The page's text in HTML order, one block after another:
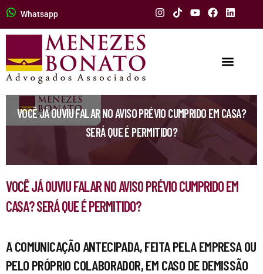
Whatsapp
VOCÊ JÁ OUVIU FALAR NO AVISO PRÉVIO CUMPRIDO EM CASA?
SERÁ QUE É PERMITIDO?
VOCÊ JÁ OUVIU FALAR NO AVISO PRÉVIO CUMPRIDO EM
CASA? SERÁ QUE É PERMITIDO?
A COMUNICAÇÃO ANTECIPADA, FEITA PELA EMPRESA OU
PELO PRÓPRIO COLABORADOR, EM CASO DE DEMISSÃO